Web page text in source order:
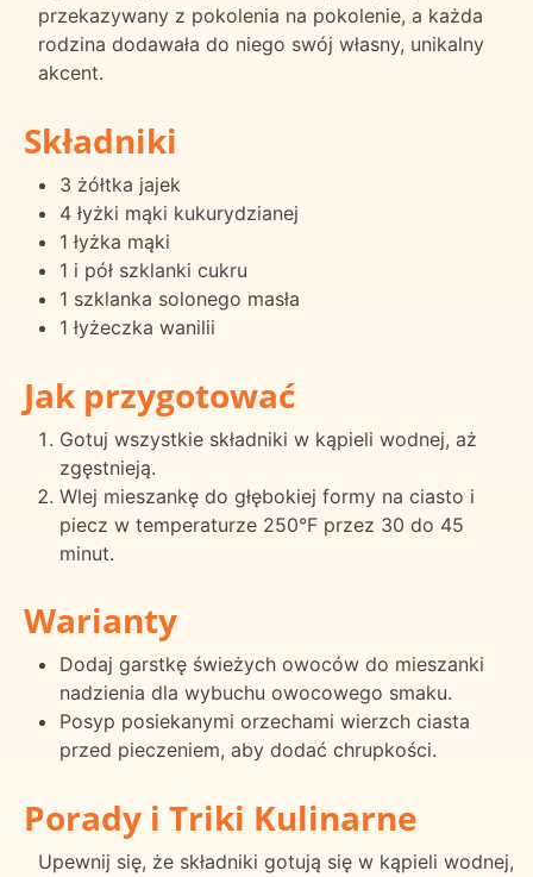
przekazywany z pokolenia na pokolenie, a każda
rodzina dodawała do niego swój własny, unikalny
akcent.
Składniki
3 żółtka jajek
4 łyżki mąki kukurydzianej
1 łyżka mąki
1 i pół szklanki cukru
1 szklanka solonego masła
1 łyżeczka wanilii
Jak przygotować
Gotuj wszystkie składniki w kąpieli wodnej, aż
zgęstnieją.
Wlej mieszankę do głębokiej formy na ciasto i
piecz w temperaturze 250°F przez 30 do 45
minut.
Warianty
Dodaj garstkę świeżych owoców do mieszanki
nadzienia dla wybuchu owocowego smaku.
Posyp posiekanymi orzechami wierzch ciasta
przed pieczeniem, aby dodać chrupkości.
Porady i Triki Kulinarne
Upewnij się, że składniki gotują się w kąpieli wodnej,